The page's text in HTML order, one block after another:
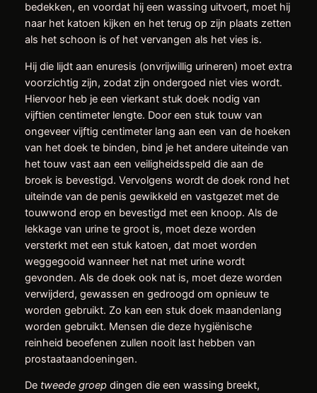
bedekken, en voordat hij een wassing uitvoert, moet hij
naar het katoen kijken en het terug op zijn plaats zetten
als het schoon is of het vervangen als het vies is.
Hij die lijdt aan enuresis (onvrijwillig urineren) moet extra
voorzichtig zijn, zodat zijn ondergoed niet vies wordt.
Hiervoor heb je een vierkant stuk doek nodig van
vijftien centimeter lengte. Door een stuk touw van
ongeveer vijftig centimeter lang aan een van de hoeken
van het doek te binden, bind je het andere uiteinde van
het touw vast aan een veiligheidsspeld die aan de
broek is bevestigd. Vervolgens wordt de doek rond het
uiteinde van de penis gewikkeld en vastgezet met de
touwwond erop en bevestigd met een knoop. Als de
lekkage van urine te groot is, moet deze worden
versterkt met een stuk katoen, dat moet worden
weggegooid wanneer het nat met urine wordt
gevonden. Als de doek ook nat is, moet deze worden
verwijderd, gewassen en gedroogd om opnieuw te
worden gebruikt. Zo kan een stuk doek maandenlang
worden gebruikt. Mensen die deze hygiënische
reinheid beoefenen zullen nooit last hebben van
prostaataandoeningen.
De tweede groepdingen die een wassing breekt,